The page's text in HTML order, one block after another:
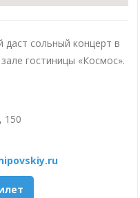
даст сольный концерт в
гостиницы «Космос».
150